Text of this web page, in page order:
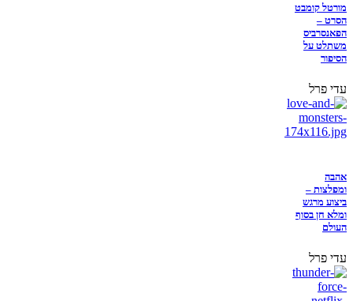
מורטל קומבט
הסרט –
הפאנסרביס
משתלט על
הסיפור
עדי פרל
אהבה
ומפלצות –
ביצוע מרגש
ומלא חן בסוף
העולם
עדי פרל